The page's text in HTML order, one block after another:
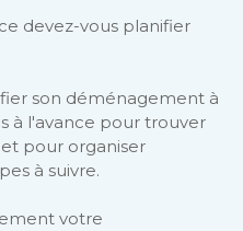
devez-vous planifier
son déménagement à
à l'avance pour trouver
pour organiser
à suivre.
votre